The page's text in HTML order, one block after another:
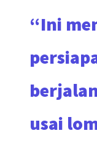
“Ini
usai